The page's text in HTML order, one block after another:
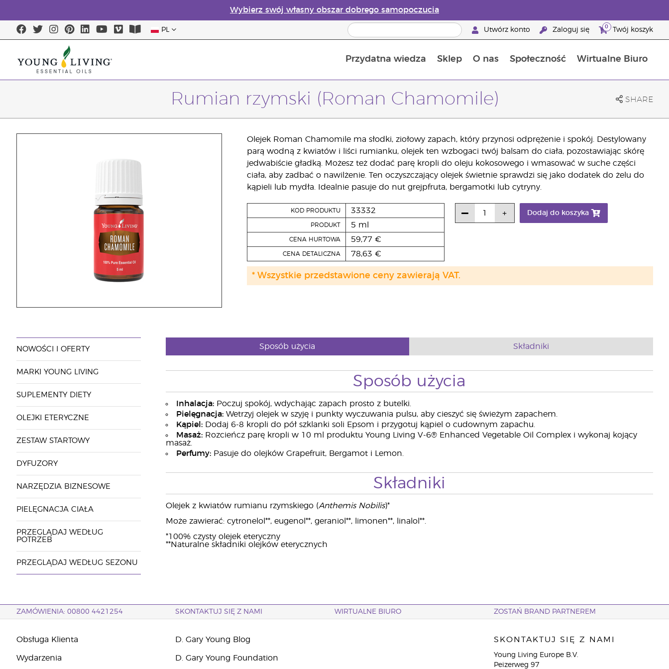
Wybierz swój własny obszar dobrego samopoczucia
PL Utwórz konto Zaloguj się 0 Twój koszyk
Przydatna wiedza Sklep O nas Społeczność Wirtualne Biuro
Rumian rzymski (Roman Chamomile) SHARE
Olejek Roman Chamomile ma słodki, ziołowy zapach, który przynosi odprężenie i spokój. Destylowany
parą wodną z kwiatów i liści rumianku, olejek ten wzbogaci twój balsam do ciała, pozostawiając skórę
jedwabiście gładką. Możesz też dodać parę kropli do oleju kokosowego i wmasować w suche części
ciała, aby zadbać o nawilżenie. Ten oczyszczający olejek świetnie sprawdzi się jako dodatek do żelu do
kąpieli lub mydła. Idealnie pasuje do nut grejpfruta, bergamotki lub cytryny.
KOD PRODUKTU 33332
PRODUKT 5 ml
CENA HURTOWA 59,77 €
CENA DETALICZNA 78,63 €
Dodaj do koszyka
* Wszystkie przedstawione ceny zawierają VAT.
NOWOŚCI I OFERTY
MARKI YOUNG LIVING
SUPLEMENTY DIETY
OLEJKI ETERYCZNE
ZESTAW STARTOWY
DYFUZORY
NARZĘDZIA BIZNESOWE
PIELĘGNACJA CIAŁA
PRZEGLĄDAJ WEDŁUG
POTRZEB
PRZEGLĄDAJ WEDŁUG SEZONU
Sposób użycia Składniki
Sposób użycia
Inhalacja:Poczuj spokój, wdychając zapach prosto z butelki.
Pielęgnacja:Wetrzyj olejek w szyję i punkty wyczuwania pulsu, aby cieszyć się świeżym zapachem.
Kąpiel:Dodaj 6-8 kropli do pół szklanki soli Epsom i przygotuj kąpiel o cudownym zapachu.
Masaż:Rozcieńcz parę kropli w 10 ml produktu Young Living V-6® Enhanced Vegetable Oil Complex i wykonaj kojący
masaż.
Perfumy:Pasuje do olejków Grapefruit, Bergamot i Lemon.
Składniki
Olejek z kwiatów rumianu rzymskiego (Anthemis Nobilis)*
Może zawierać: cytronelol**, eugenol**, geraniol**, limonen**, linalol**.
*100% czysty olejek eteryczny
**Naturalne składniki olejków eterycznych
ZAMÓWIENIA: 00800 4421254 SKONTAKTUJ SIĘ Z NAMI WIRTUALNE BIURO ZOSTAŃ BRAND PARTNEREM
Obsługa Klienta
Wydarzenia
D. Gary Young Blog
D. Gary Young Foundation
SKONTAKTUJ SIĘ Z NAMI
Young Living Europe B.V.
Peizerweg 97